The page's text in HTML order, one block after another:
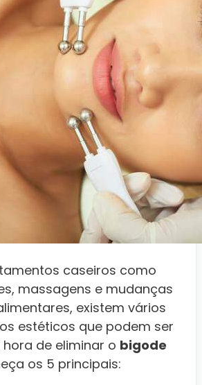
caseiros como
massagens e mudanças
existem vários
estéticos que podem ser
de eliminar o bigode
os 5 principais: